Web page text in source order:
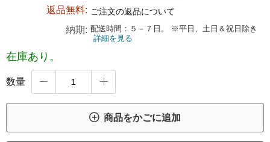
返品無料: ご注文の返品について
納期: 配送時間：５－７日。 ※平日、土日＆祝日除き
詳細を見る
在庫あり。
数量  
 商品をかごに追加